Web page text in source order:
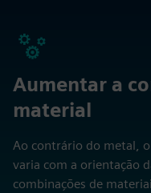
Aumentar a
material
Ao contrário do metal,
varia com a orientação
combinações de